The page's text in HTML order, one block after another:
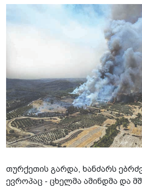
თურქეთის გარდა, ხანძარს
ევროპაც - ცხელმა ამინდმა და